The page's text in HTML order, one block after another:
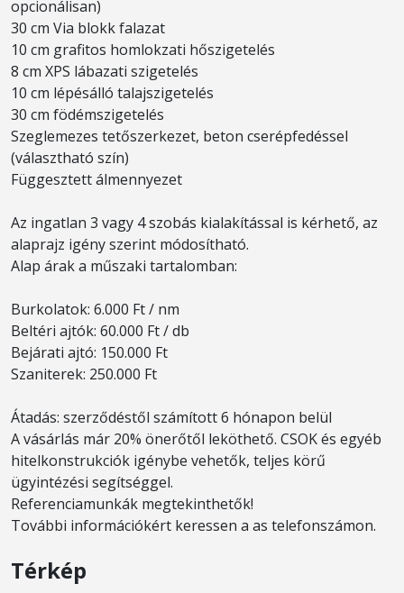
opcionálisan)
30 cm Via blokk falazat
10 cm grafitos homlokzati hőszigetelés
8 cm XPS lábazati szigetelés
10 cm lépésálló talajszigetelés
30 cm födémszigetelés
Szeglemezes tetőszerkezet, beton cserépfedéssel
(választható szín)
Függesztett álmennyezet
Az ingatlan 3 vagy 4 szobás kialakítással is kérhető, az
alaprajz igény szerint módosítható.
Alap árak a műszaki tartalomban:
Burkolatok: 6.000 Ft / nm
Beltéri ajtók: 60.000 Ft / db
Bejárati ajtó: 150.000 Ft
Szaniterek: 250.000 Ft
Átadás: szerződéstől számított 6 hónapon belül
A vásárlás már 20% önerőtől leköthető. CSOK és egyéb
hitelkonstrukciók igénybe vehetők, teljes körű
ügyintézési segítséggel.
Referenciamunkák megtekinthetők!
További információkért keressen a as telefonszámon.
Térkép